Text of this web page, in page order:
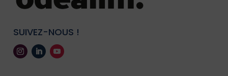
SUIVEZ-NOUS !